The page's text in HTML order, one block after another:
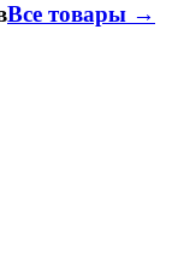
Все товары →